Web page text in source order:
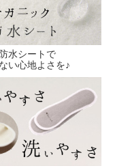
水シートで
い心地よさを♪